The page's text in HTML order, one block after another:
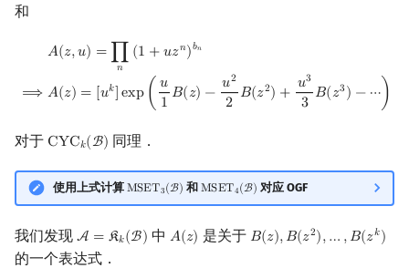
和
𝐴(𝑧,𝑢) = ∏
𝑛
(1 +𝑢𝑧𝑛)𝑏𝑛
⟹ 𝐴(𝑧) = [𝑢𝑘]exp ( 𝑢
1 𝐵(𝑧) − 𝑢2
2 𝐵(𝑧2) + 𝑢3
3 𝐵(𝑧3) − ⋯ )
)=∏n (1+ uz n b n⟹A(z)=[uk
对于 CYC𝑘(B)
CYCk(B) 同理．
使用上式计算 MSET3(B)
MSET3(B) 和 MSET4(B)
MSET4(B) 对应 OGF
我们发现 A = 𝔎𝑘(B)
A= Kk (B) 中 𝐴(𝑧)
A(z) 是关于 𝐵(𝑧),𝐵(𝑧2),… ,𝐵(𝑧𝑘)
B(z),B(z2),…, B( z k)
的一个表达式．